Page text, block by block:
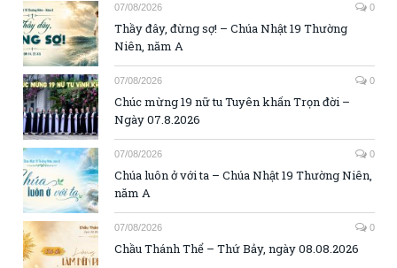
07/08/2026 0
Thầy đây, đừng sợ! – Chúa Nhật 19 Thường
Niên, năm A
07/08/2026 0
Chúc mừng 19 nữ tu Tuyên khấn Trọn đời –
Ngày 07.8.2026
07/08/2026 0
Chúa luôn ở với ta – Chúa Nhật 19 Thường Niên,
năm A
07/08/2026 0
Chầu Thánh Thể – Thứ Bảy, ngày 08.08.2026